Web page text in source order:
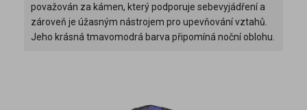
považován za kámen, který podporuje sebevyjádření a
zároveň je úžasným nástrojem pro upevňování vztahů.
Jeho krásná tmavomodrá barva připomíná noční oblohu.